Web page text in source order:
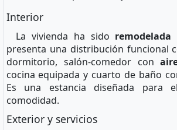
Interior
La vivienda ha sido remodelada
presenta una distribución funcional
dormitorio, salón-comedor con
cocina equipada y cuarto de baño
Es una estancia diseñada para
comodidad.
Exterior y servicios